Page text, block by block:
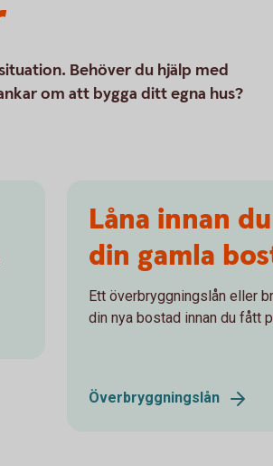
Behöver du hjälp med
om att bygga ditt egna hus?
Låna innan
din gamla
Ett överbryggningslån eller
din nya bostad innan du fått
Överbryggningslån